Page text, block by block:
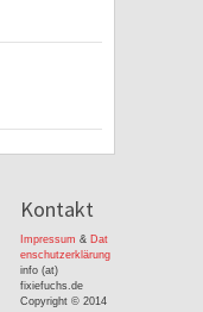
Kontakt
Impressum & Dat
enschutzerklärung
info (at)
fixiefuchs.de
Copyright © 2014